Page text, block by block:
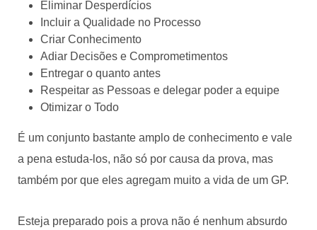
Eliminar Desperdícios
Incluir a Qualidade no Processo
Criar Conhecimento
Adiar Decisões e Comprometimentos
Entregar o quanto antes
Respeitar as Pessoas e delegar poder a equipe
Otimizar o Todo
É um conjunto bastante amplo de conhecimento e vale
a pena estuda-los, não só por causa da prova, mas
também por que eles agregam muito a vida de um GP.
Esteja preparado pois a prova não é nenhum absurdo